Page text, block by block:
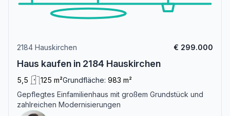
2184 Hauskirchen € 299.000
Haus kaufen in 2184 Hauskirchen
5,5 125 m²Grundfläche: 983 m²
Gepflegtes Einfamilienhaus mit großem Grundstück und
zahlreichen Modernisierungen